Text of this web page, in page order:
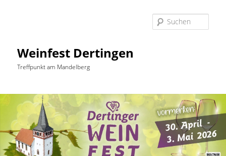
Weinfest Dertingen
Treffpunkt am Mandelberg